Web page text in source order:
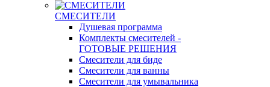
СМЕСИТЕЛИ
Душевая программа
Комплекты смесителей -
ГОТОВЫЕ РЕШЕНИЯ
Смесители для биде
Смесители для ванны
Смесители для умывальника